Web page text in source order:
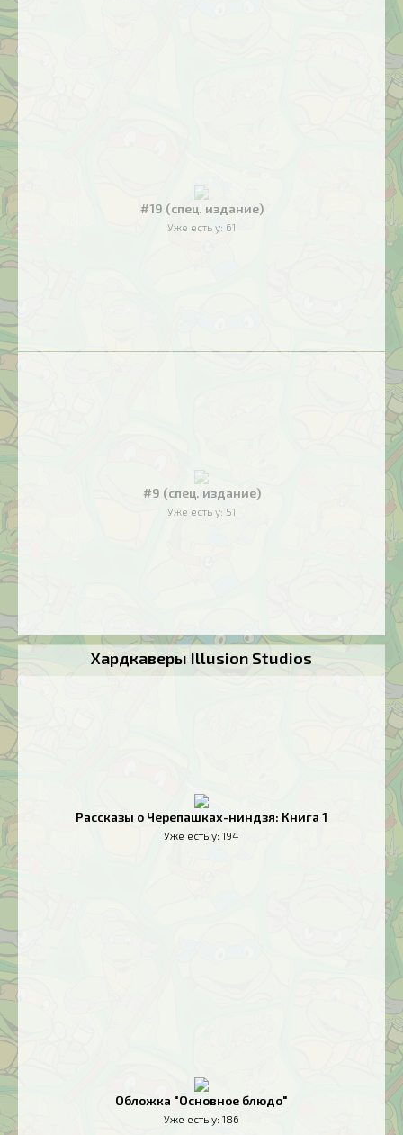
#19 (спец. издание)
Уже есть у: 61
#9 (спец. издание)
Уже есть у: 51
Хардкаверы Illusion Studios
Рассказы о Черепашках-ниндзя: Книга 1
Уже есть у: 194
Обложка "Основное блюдо"
Уже есть у: 186